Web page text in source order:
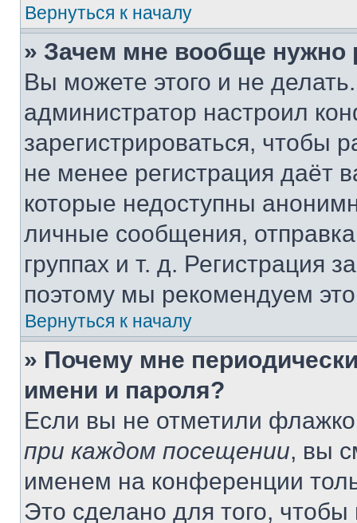
Вернуться к началу
» Зачем мне вообще нужно
Вы можете этого и не
администратор настроил
зарегистрироваться, чтобы
не менее регистрация даёт
которые недоступны
личные сообщения,
группах и т. д. Регистрация
поэтому мы рекомендуем
Вернуться к началу
» Почему мне
имени и пароля?
Если вы не отметили
при каждом посещении, вы
именем на конференции
Это сделано для того, чтобы